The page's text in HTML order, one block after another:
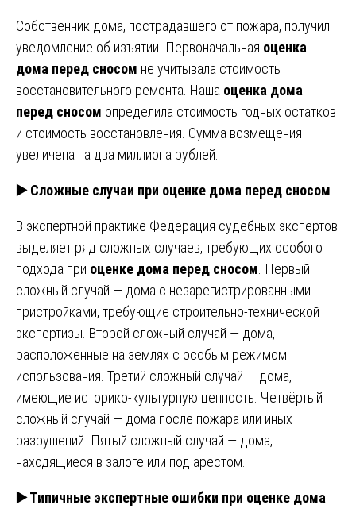
Собственник дома, пострадавшего от пожара, получил
уведомление об изъятии. Первоначальная оценка
дома перед сносом не учитывала стоимость
восстановительного ремонта. Наша оценка дома
перед сносом определила стоимость годных остатков
и стоимость восстановления. Сумма возмещения
увеличена на два миллиона рублей.
▶️ Сложные случаи при оценке дома перед сносом
В экспертной практике Федерация судебных экспертов
выделяет ряд сложных случаев, требующих особого
подхода при оценке дома перед сносом . Первый
сложный случай — дома с незарегистрированными
пристройками, требующие строительно-технической
экспертизы. Второй сложный случай — дома,
расположенные на землях с особым режимом
использования. Третий сложный случай — дома,
имеющие историко-культурную ценность. Четвёртый
сложный случай — дома после пожара или иных
разрушений. Пятый сложный случай — дома,
находящиеся в залоге или под арестом.
▶️ Типичные экспертные ошибки при оценке дома